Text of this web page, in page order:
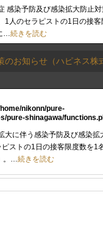
感染予防及び感染拡大防止
1人のセラピストの1日の接
…続きを読む
お知らせ（ハピネス株
nikonn/pure-
pure-shinagawa/
大に伴う感染予防及び感染拡
ストの1日の接客限度数を1
。…続きを読む